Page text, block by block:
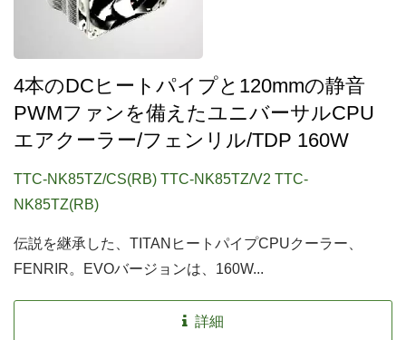
4本のDCヒートパイプと120mmの静音
PWMファンを備えたユニバーサルCPU
エアクーラー/フェンリル/TDP 160W
TTC-NK85TZ/CS(RB) TTC-NK85TZ/V2 TTC-
NK85TZ(RB)
伝説を継承した、TITANヒートパイプCPUクーラー、
FENRIR。EVOバージョンは、160W...
詳細